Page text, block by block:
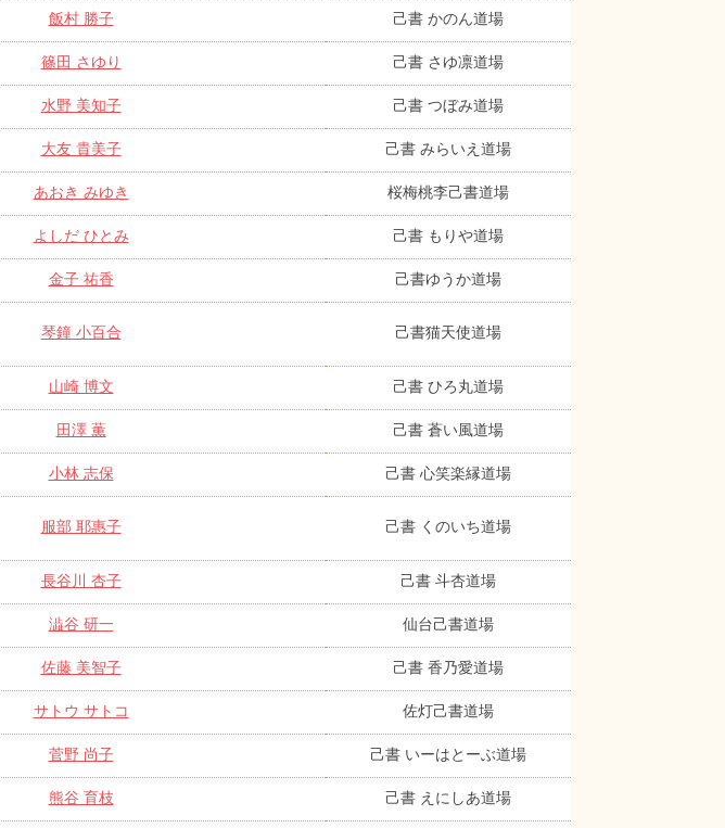
飯村 勝子 己書 かのん道場
篠田 さゆり 己書 さゆ凛道場
水野 美知子 己書 つぼみ道場
大友 貴美子 己書 みらいえ道場
あおき みゆき 桜梅桃李己書道場
よしだ ひとみ 己書 もりや道場
金子 祐香 己書ゆうか道場
琴鐘 小百合 己書猫天使道場
山崎 博文 己書 ひろ丸道場
田澤 薫 己書 蒼い風道場
小林 志保 己書 心笑楽縁道場
服部 耶惠子 己書 くのいち道場
長谷川 杏子 己書 斗杏道場
澁谷 研一 仙台己書道場
佐藤 美智子 己書 香乃愛道場
サトウ サトコ 佐灯己書道場
菅野 尚子 己書 いーはとーぶ道場
熊谷 育枝 己書 えにしあ道場